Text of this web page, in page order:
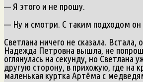
— Я этого и не прошу.
— Ну и смотри. С таким подходом он
Светлана ничего не сказала. Встала,
Надежда Петровна вышла, не
оглянулась на секунду, но Светлана
другую сторону, в прихожую, где на
маленькая куртка Артёма с